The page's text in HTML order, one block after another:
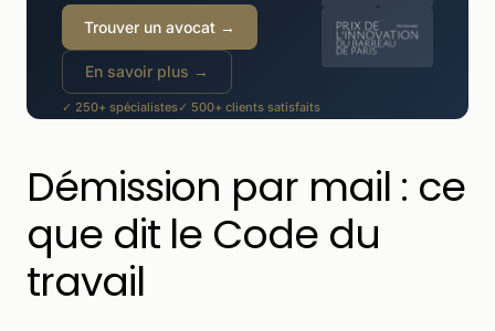
Trouver un avocat →
En savoir plus →
✓ 250+ spécialistes✓ 500+ clients satisfaits
Démission par mail : ce
que dit le Code du
travail